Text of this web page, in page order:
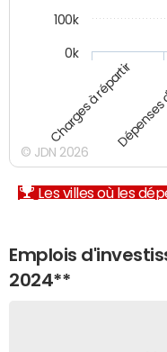
Charges à répartir
0k
100k
© JDN 2026
Les villes où les
Emplois
2024**